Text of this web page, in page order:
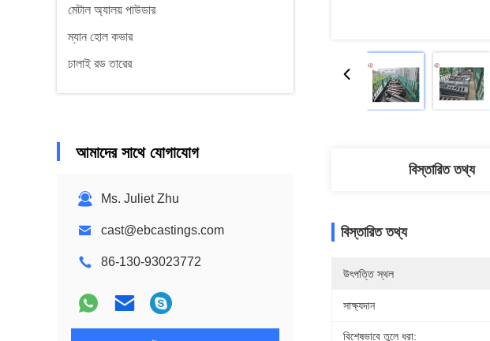
মেটাল অ্যালয় পাউডার
ম্যান হোল কভার
ঢালাই রড তারের
আমাদের সাথে যোগাযোগ
Ms. Juliet Zhu
cast@ebcastings.com
86-130-93023772
বিস্তারিত তথ্য
বিস্তারিত তথ্য
উৎপত্তি স্থল
সাক্ষ্যদান
বিশেষভাবে তুলে ধরা: